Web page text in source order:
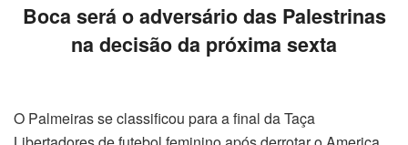
Boca será o adversário das Palestrinas
na decisão da próxima sexta
O Palmeiras se classificou para a final da Taça